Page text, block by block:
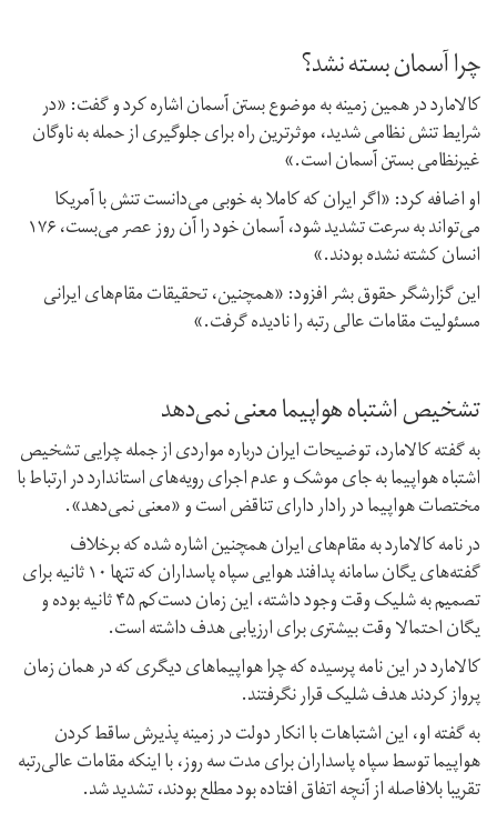
چرا آسمان بسته نشد؟
کالامارد در همین زمینه به موضوع بستن آسمان اشاره کرد و گفت: «در
شرایط تنش نظامی شدید، موثرترین راه برای جلوگیری از حمله به ناوگان
غیرنظامی بستن آسمان است.»
او اضافه کرد: «اگر ایران که کاملا به خوبی می‌دانست تنش با آمریکا
می‌تواند به سرعت تشدید شود، آسمان خود را آن روز عصر می‌بست، ۱۷۶
انسان کشته نشده بودند.»
این گزارشگر حقوق بشر افزود: «همچنین، تحقیقات مقام‌های ایرانی
مسئولیت مقامات عالی رتبه را نادیده گرفت.»
تشخیص اشتباه هواپیما معنی نمی‌دهد
به گفته کالامارد، توضیحات ایران درباره مواردی از جمله چرایی تشخیص
اشتباه هواپیما به جای موشک و عدم اجرای رویه‌های استاندارد در ارتباط با
مختصات هواپیما در رادار دارای تناقض است و «معنی نمی‌دهد».
در نامه کالامارد به مقام‌های ایران همچنین اشاره شده که برخلاف
گفته‌های یگان سامانه پدافند هوایی سپاه پاسداران که تنها ۱۰ ثانیه برای
تصمیم به شلیک وقت وجود داشته، این زمان دست‌کم ۴۵ ثانیه بوده و
یگان احتمالا وقت بیشتری برای ارزیابی هدف داشته است.
کالامارد در این نامه پرسیده که چرا هواپیماهای دیگری که در همان زمان
پرواز کردند هدف شلیک قرار نگرفتند.
به گفته او، این اشتباهات با انکار دولت در زمینه پذیرش ساقط کردن
هواپیما توسط سپاه پاسداران برای مدت سه روز، با اینکه مقامات عالی‌رتبه
تقریبا بلافاصله از آنچه اتفاق افتاده بود مطلع بودند، تشدید شد.